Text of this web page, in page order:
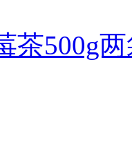
茶500g